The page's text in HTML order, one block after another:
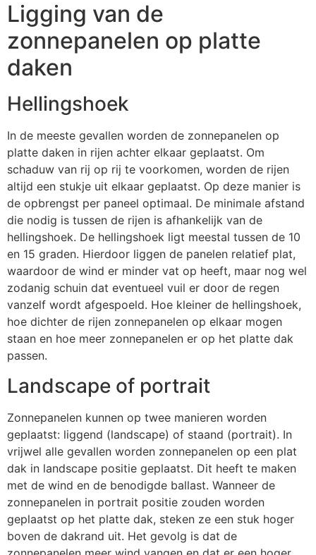
Ligging van de
zonnepanelen op platte
daken
Hellingshoek
In de meeste gevallen worden de zonnepanelen op
platte daken in rijen achter elkaar geplaatst. Om
schaduw van rij op rij te voorkomen, worden de rijen
altijd een stukje uit elkaar geplaatst. Op deze manier is
de opbrengst per paneel optimaal. De minimale afstand
die nodig is tussen de rijen is afhankelijk van de
hellingshoek. De hellingshoek ligt meestal tussen de 10
en 15 graden. Hierdoor liggen de panelen relatief plat,
waardoor de wind er minder vat op heeft, maar nog wel
zodanig schuin dat eventueel vuil er door de regen
vanzelf wordt afgespoeld. Hoe kleiner de hellingshoek,
hoe dichter de rijen zonnepanelen op elkaar mogen
staan en hoe meer zonnepanelen er op het platte dak
passen.
Landscape of portrait
Zonnepanelen kunnen op twee manieren worden
geplaatst: liggend (landscape) of staand (portrait). In
vrijwel alle gevallen worden zonnepanelen op een plat
dak in landscape positie geplaatst. Dit heeft te maken
met de wind en de benodigde ballast. Wanneer de
zonnepanelen in portrait positie zouden worden
geplaatst op het platte dak, steken ze een stuk hoger
boven de dakrand uit. Het gevolg is dat de